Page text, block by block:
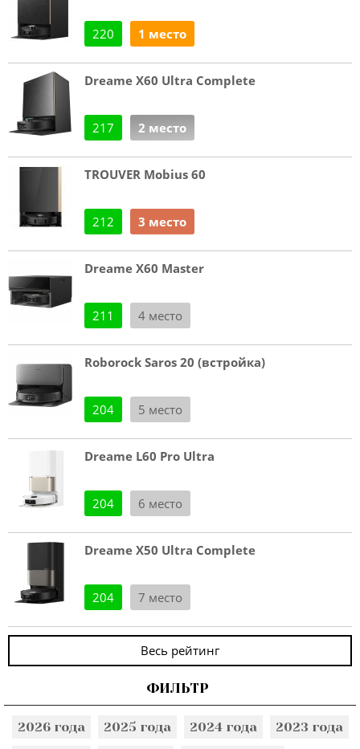
220 1 место
Dreame X60 Ultra Complete
217 2 место
TROUVER Mobius 60
212 3 место
Dreame X60 Master
211 4 место
Roborock Saros 20 (встройка)
204 5 место
Dreame L60 Pro Ultra
204 6 место
Dreame X50 Ultra Complete
204 7 место
Весь рейтинг
ФИЛЬТР
2026 года 2025 года 2024 года
2023 года